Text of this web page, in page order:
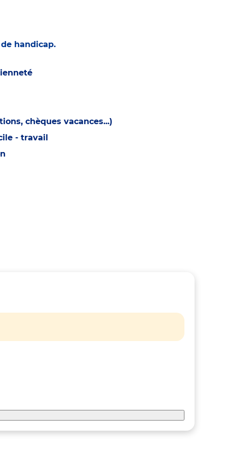
handicap.
chèques vacances...)
- travail